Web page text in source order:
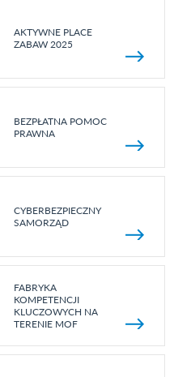
AKTYWNE PLACE
ZABAW 2025
BEZPŁATNA POMOC
PRAWNA
CYBERBEZPIECZNY
SAMORZĄD
FABRYKA
KOMPETENCJI
KLUCZOWYCH NA
TERENIE MOF